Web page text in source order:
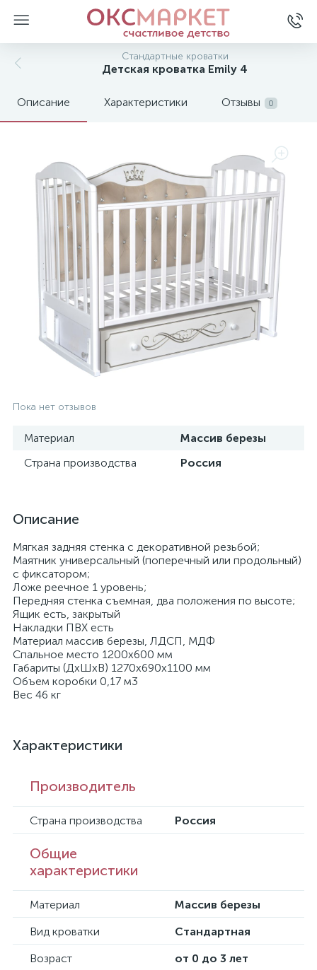
Стандартные кроватки
Детская кроватка Emily 4
Описание Характеристики Отзывы 0
Пока нет отзывов
Материал
Массив березы
Страна производства
Россия
Описание
Мягкая задняя стенка с декоративной резьбой;
Маятник универсальный (поперечный или продольный)
с фиксатором;
Ложе реечное 1 уровень;
Передняя стенка съемная, два положения по высоте;
Ящик есть, закрытый
Накладки ПВХ есть
Материал массив березы, ЛДСП, МДФ
Спальное место 1200х600 мм
Габариты (ДхШхВ) 1270x690x1100 мм
Объем коробки 0,17 м3
Вес 46 кг
Характеристики
Производитель
Страна производства Россия
Общие
характеристики
Материал
Массив березы
Вид кроватки
Стандартная
Возраст
от 0 до 3 лет